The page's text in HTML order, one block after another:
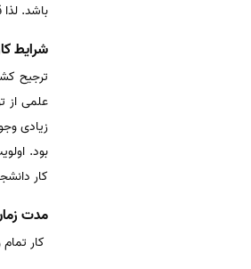
باشد.
شرایط
ترجیح
علمی از
زیادی
بود.
کار
مدت
کار تمام وقت در کشور اسپانیا ۴۰